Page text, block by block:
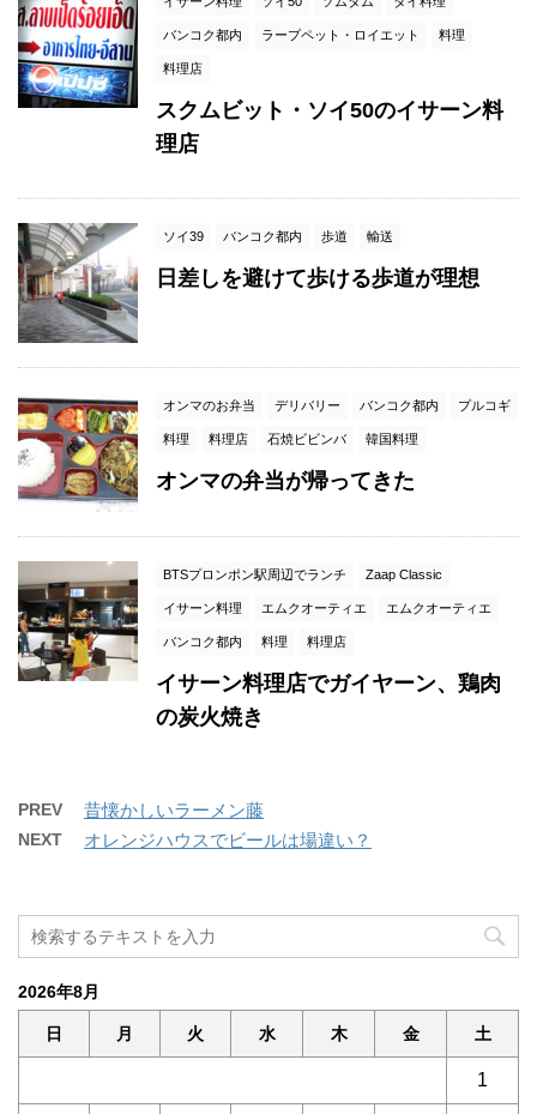
バンコク都内 ラープペット・ロイエット 料理
料理店
スクムビット・ソイ50のイサーン料
理店
ソイ39 バンコク都内 歩道 輸送
日差しを避けて歩ける歩道が理想
オンマのお弁当 デリバリー バンコク都内 プルコギ
料理 料理店 石焼ビビンバ 韓国料理
オンマの弁当が帰ってきた
BTSプロンポン駅周辺でランチ Zaap Classic
イサーン料理 エムクオーティエ エムクオーティエ
バンコク都内 料理 料理店
イサーン料理店でガイヤーン、鶏肉
の炭火焼き
PREV 昔懐かしいラーメン藤
NEXT オレンジハウスでビールは場違い？
2026年8月
日 月 火 水 木 金 土
1